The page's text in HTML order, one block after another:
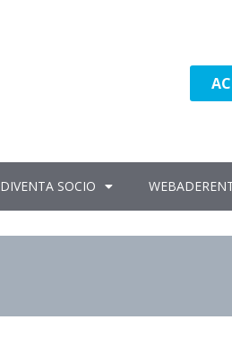
DIVENTA SOCIO